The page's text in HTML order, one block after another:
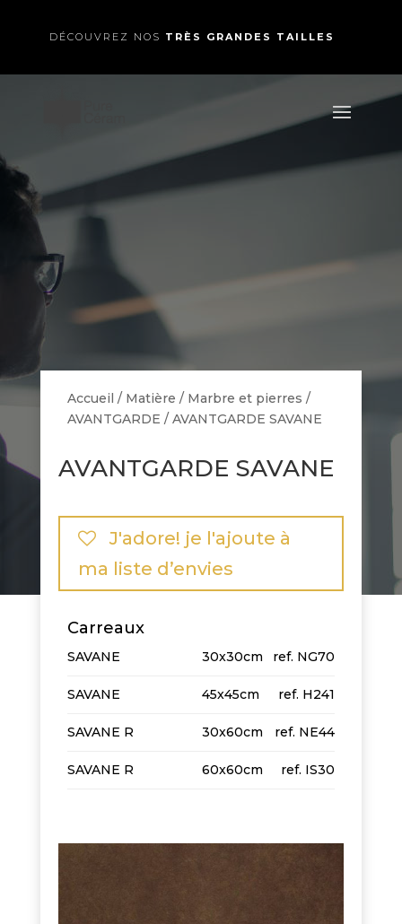
DÉCOUVREZ NOS TRÈS GRANDES TAILLES
Accueil / Matière / Marbre et pierres /
AVANTGARDE / AVANTGARDE SAVANE
AVANTGARDE SAVANE
J'adore! je l'ajoute à
ma liste d’envies
Carreaux
SAVANE 30x30cm NG70
SAVANE 45x45cm H241
SAVANE R 30x60cm NE44
SAVANE R 60x60cm IS30